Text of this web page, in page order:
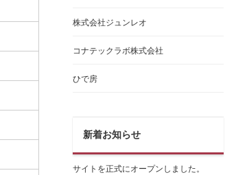
株式会社ジュンレオ
コナテックラボ株式会社
ひで房
新着お知らせ
サイトを正式にオープンしました。